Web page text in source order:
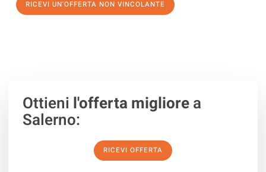
RICEVI UN'OFFERTA NON VINCOLANTE
Ottieni l'offerta migliorea
Salerno:
RICEVI OFFERTA